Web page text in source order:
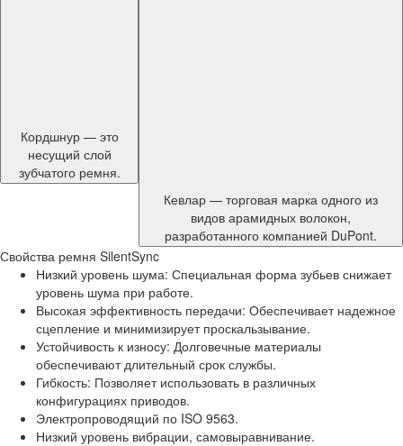
Кордшнур — это
несущий слой
зубчатого ремня.
Кевлар — торговая марка одного из
видов арамидных волокон,
разработанного компанией DuPont.
Свойства ремня SilentSync
Низкий уровень шума: Специальная форма зубьев снижает
уровень шума при работе.
Высокая эффективность передачи: Обеспечивает надежное
сцепление и минимизирует проскальзывание.
Устойчивость к износу: Долговечные материалы
обеспечивают длительный срок службы.
Гибкость: Позволяет использовать в различных
конфигурациях приводов.
Электропроводящий по ISO 9563.
Низкий уровень вибрации, самовыравнивание.